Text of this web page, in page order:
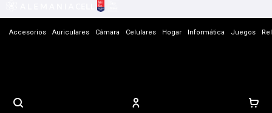
Accesorios Auriculares Cámara Celulares Hogar Informática Juegos